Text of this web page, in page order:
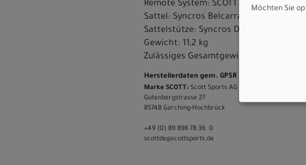
Remote System: SCOTT RideLoc
Sattel: Syncros Belcarra V2.5 Cut Out
Sattelstütze: Syncros Duncan Dropper
Gewicht: 11,2 kg
Zulässiges Gesamtgewicht: 130 kg
Herstellerdaten gem. GPSR
Marke SCOTT: Scott Sports AG Niederlassung
Gutenbergstrasse 27
85748 Garching-­Hochbrück
+49 (0) 89 898 78 36 ­ 0
scott­de@scott­sports.de
Möchten Sie